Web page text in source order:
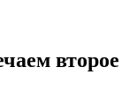
второе